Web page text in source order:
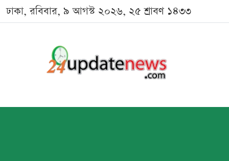
ঢাকা, রবিবার, ৯ আগস্ট ২০২৬, ২৫ শ্রাবণ ১৪৩৩